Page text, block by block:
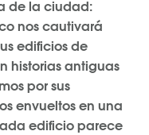
de la ciudad:
nos cautivará
edificios de
historias antiguas
por sus
envueltos en una
edificio parece